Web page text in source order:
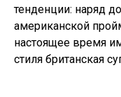
тенденции: наряд
американской
настоящее время
стиля британская